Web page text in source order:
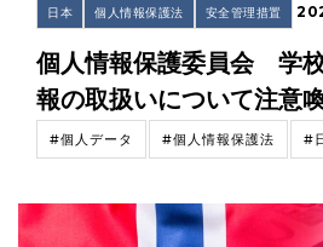
日本 個人情報保護法 安全管理措置
個人情報保護委員会 学
報の取扱いについて注意
#個人データ #個人情報保護法 #